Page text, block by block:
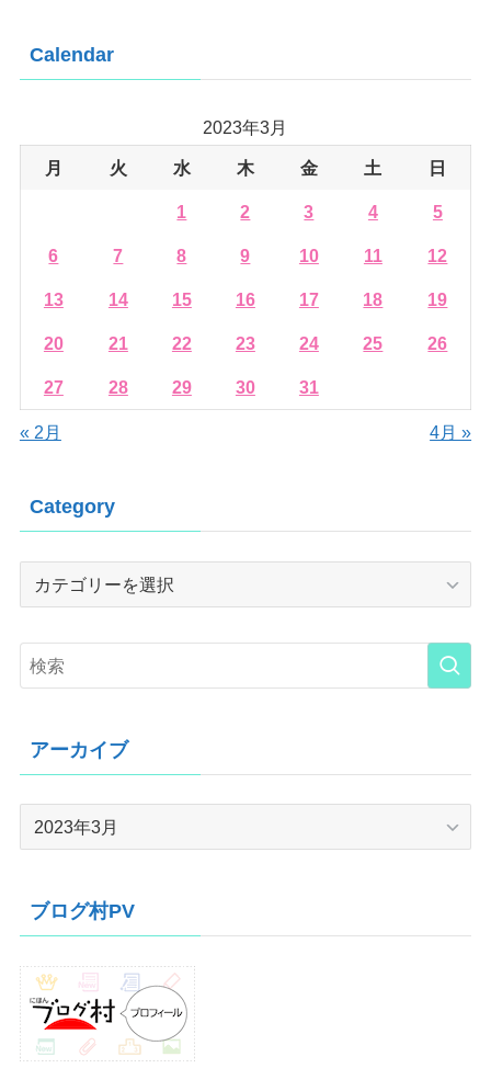
Calendar
2023年3月
月 火 水 木 金 土 日
1 2 3 4 5
6 7 8 9 10 11 12
13 14 15 16 17 18 19
20 21 22 23 24 25 26
27 28 29 30 31
« 2月 4月 »
Category
Category
アーカイブ
ブ
ブログ村PV